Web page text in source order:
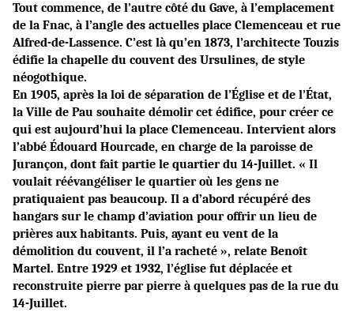
Tout commence, de l’autre côté du Gave, à l’emplacement
de la Fnac, à l’angle des actuelles place Clemenceau et rue
Alfred-de-Lassence. C’est là qu’en 1873, l’architecte Touzis
édifie la chapelle du couvent des Ursulines, de style
néogothique.
En 1905, après la loi de séparation de l’Église et de l’État,
la Ville de Pau souhaite démolir cet édifice, pour créer ce
qui est aujourd’hui la place Clemenceau. Intervient alors
l’abbé Édouard Hourcade, en charge de la paroisse de
Jurançon, dont fait partie le quartier du 14-Juillet. « Il
voulait réévangéliser le quartier où les gens ne
pratiquaient pas beaucoup. Il a d’abord récupéré des
hangars sur le champ d’aviation pour offrir un lieu de
prières aux habitants. Puis, ayant eu vent de la
démolition du couvent, il l’a racheté », relate Benoît
Martel. Entre 1929 et 1932, l’église fut déplacée et
reconstruite pierre par pierre à quelques pas de la rue du
14-Juillet.